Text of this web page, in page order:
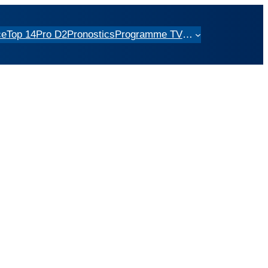
Top 14Pro D2PronosticsProgramme TV…